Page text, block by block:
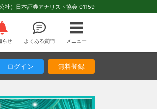
社）日本証券アナリスト協会:01159
らせ よくある質問 メニュー
ログイン 無料登録